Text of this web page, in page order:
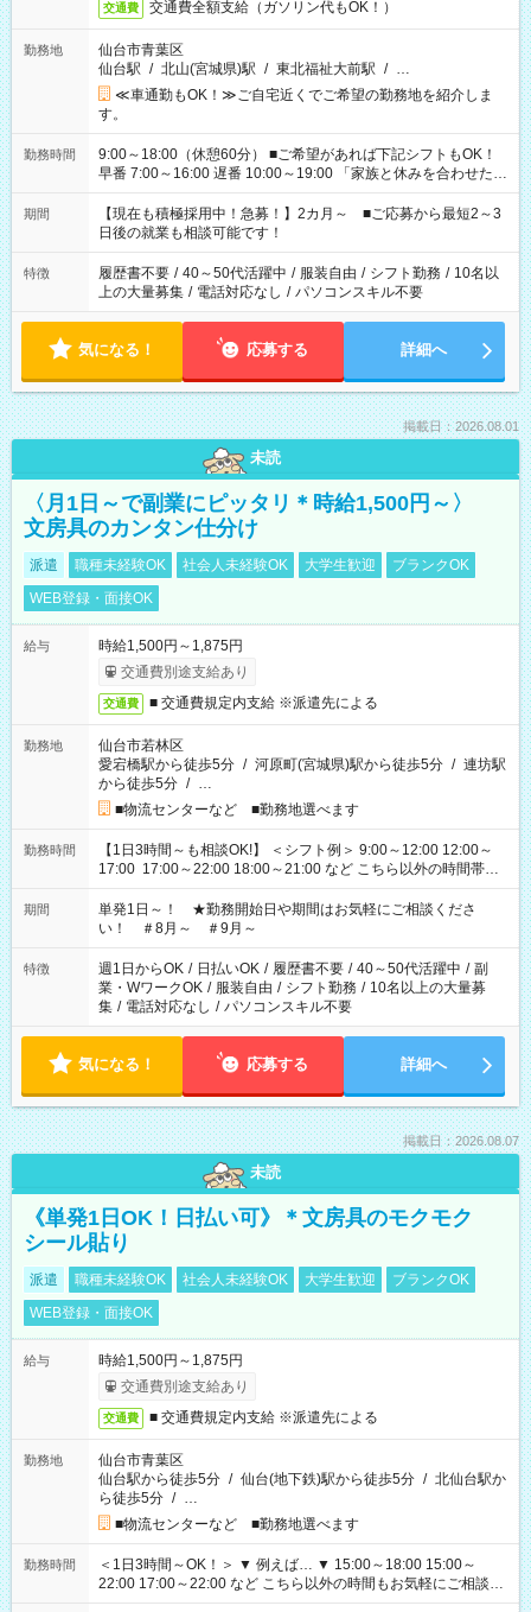
交通費 交通費全額支給（ガソリン代もOK！）
勤務地
仙台市青葉区
仙台駅 / 北山(宮城県)駅 / 東北福祉大前駅 / …
≪車通勤もOK！≫ご自宅近くでご希望の勤務地を紹介しま
す。
勤務時間
9:00～18:00（休憩60分） ■ご希望があれば下記シフトもOK！
早番 7:00～16:00 遅番 10:00～19:00 「家族と休みを合わせた
い」 「余裕を持って夕飯の準備がしたい」 「できれば残業はし
たくない」 など、ご希望を教えてくださいね。 ※Wワーク希望
の方へ 今ご覧のお仕事で希望する勤務時間と、もう1つのお仕事
の勤務時間。 合計で週40時間を超える場合は応募できません。
期間
【現在も積極採用中！急募！】2カ月～ ■ご応募から最短2～3
日後の就業も相談可能です！
特徴 履歴書不要 / 40～50代活躍中 / 服装自由 / シフト勤務 / 10名以
上の大量募集 / 電話対応なし / パソコンスキル不要
気になる！ 応募する 詳細へ
掲載日：2026.08.01
未読
〈月1日～で副業にピッタリ＊時給1,500円～〉
文房具のカンタン仕分け
派遣 職種未経験OK 社会人未経験OK 大学生歓迎
ブランクOK
WEB登録・面接OK
給与
時給1,500円～1,875円
交通費別途支給あり
交通費 ■ 交通費規定内支給 ※派遣先による
勤務地
仙台市若林区
愛宕橋駅から徒歩5分 / 河原町(宮城県)駅から徒歩5分 / 連坊駅
から徒歩5分 / …
■物流センターなど ■勤務地選べます
勤務時間
【1日3時間～も相談OK!】 ＜シフト例＞ 9:00～12:00 12:00～
17:00 17:00～22:00 18:00～21:00 など こちら以外の時間帯も
お気軽にご相談ください！
期間
単発1日～！ ★勤務開始日や期間はお気軽にご相談くださ
い！ ＃8月～ ＃9月～
特徴 週1日からOK / 日払いOK / 履歴書不要 / 40～50代活躍中 / 副
業・WワークOK / 服装自由 / シフト勤務 / 10名以上の大量募
集 / 電話対応なし / パソコンスキル不要
気になる！ 応募する 詳細へ
掲載日：2026.08.07
未読
《単発1日OK！日払い可》＊文房具のモクモク
シール貼り
派遣 職種未経験OK 社会人未経験OK 大学生歓迎
ブランクOK
WEB登録・面接OK
給与
時給1,500円～1,875円
交通費別途支給あり
交通費 ■ 交通費規定内支給 ※派遣先による
勤務地
仙台市青葉区
仙台駅から徒歩5分 / 仙台(地下鉄)駅から徒歩5分 / 北仙台駅か
ら徒歩5分 / …
■物流センターなど ■勤務地選べます
勤務時間
＜1日3時間～OK！＞ ▼ 例えば… ▼ 15:00～18:00 15:00～
22:00 17:00～22:00 など こちら以外の時間もお気軽にご相談く
ださい！